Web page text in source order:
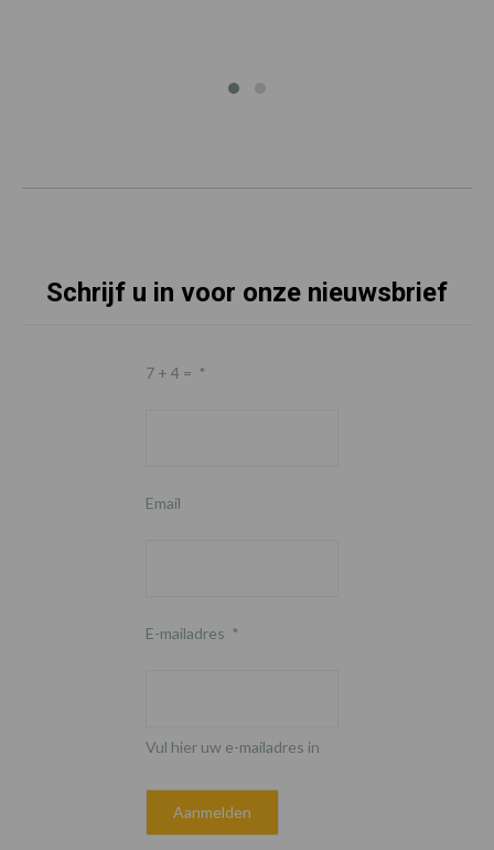
Schrijf u in voor onze nieuwsbrief
7 + 4 = *
Email
E-mailadres *
Vul hier uw e-mailadres in